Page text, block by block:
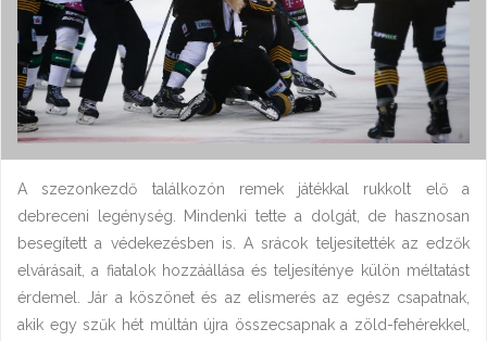
A szezonkezdő találkozón remek játékkal rukkolt elő a
debreceni legénység. Mindenki tette a dolgát, de hasznosan
besegített a védekezésben is. A srácok teljesítették az edzők
elvárásait, a fiatalok hozzáállása és teljesíténye külön méltatást
érdemel. Jár a köszönet és az elismerés az egész csapatnak,
akik egy szűk hét múltán újra összecsapnak a zöld-fehérekkel,